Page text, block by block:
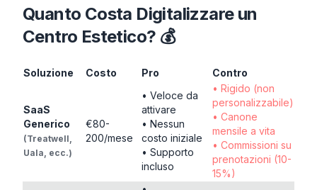
Quanto Costa Digitalizzare un
Centro Estetico? 💰
Soluzione Costo Pro Contro
SaaS
Generico
(Treatwell,
Uala, ecc.)
€80-
200/mese
• Veloce da
attivare
• Nessun
costo iniziale
• Supporto
incluso
• Rigido (non
personalizzabile)
• Canone
mensile a vita
• Commissioni su
prenotazioni (10-
15%)